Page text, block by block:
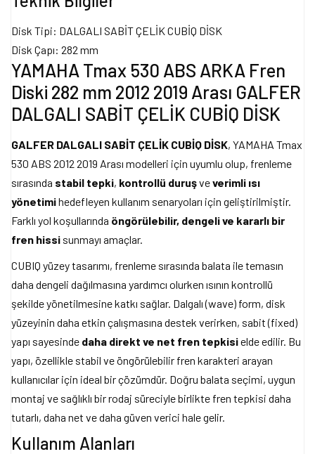
Disk Tipi: DALGALI SABİT ÇELİK CUBİQ DİSK
Disk Çapı: 282 mm
YAMAHA Tmax 530 ABS ARKA Fren
Diski 282 mm 2012 2019 Arası GALFER
DALGALI SABİT ÇELİK CUBİQ DİSK
GALFER DALGALI SABİT ÇELİK CUBİQ DİSK, YAMAHA Tmax
530 ABS 2012 2019 Arası modelleri için uyumlu olup, frenleme
sırasında stabil tepki, kontrollü duruşveverimli ısı
yönetimihedefleyen kullanım senaryoları için geliştirilmiştir.
Farklı yol koşullarında öngörülebilir, dengeli ve kararlı bir
fren hissi sunmayı amaçlar.
CUBIQ yüzey tasarımı, frenleme sırasında balata ile temasın
daha dengeli dağılmasına yardımcı olurken ısının kontrollü
şekilde yönetilmesine katkı sağlar. Dalgalı (wave) form, disk
yüzeyinin daha etkin çalışmasına destek verirken, sabit (fixed)
yapı sayesinde daha direkt ve net fren tepkisielde edilir. Bu
yapı, özellikle stabil ve öngörülebilir fren karakteri arayan
kullanıcılar için ideal bir çözümdür. Doğru balata seçimi, uygun
montaj ve sağlıklı bir rodaj süreciyle birlikte fren tepkisi daha
tutarlı, daha net ve daha güven verici hale gelir.
Kullanım Alanları